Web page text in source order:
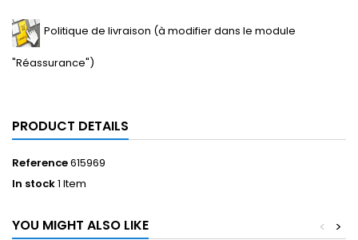
Politique de livraison (à modifier dans le module
"Réassurance")
PRODUCT DETAILS
Reference615969
In stock1 Item
YOU MIGHT ALSO LIKE >
<